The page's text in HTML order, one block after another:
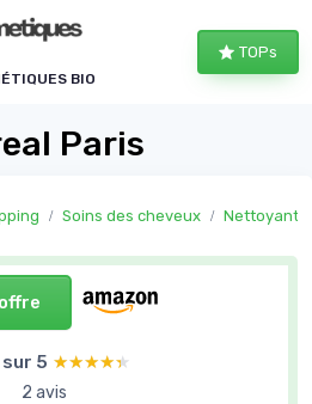
BIO
TOPs
Paris
Soins des cheveux Nettoyants
5 ★★★★★
★★★★★
2 avis